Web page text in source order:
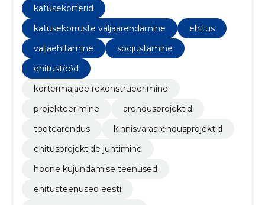
parandamiseks.
katusekorterid
katusekorruste väljaarendamine
ehitus
väljaehitamine
soojustamine
ehitustööd
kortermajade rekonstrueerimine
projekteerimine
arendusprojektid
tootearendus
kinnisvaraarendusprojektid
ehitusprojektide juhtimine
hoone kujundamise teenused
ehitusteenused eesti